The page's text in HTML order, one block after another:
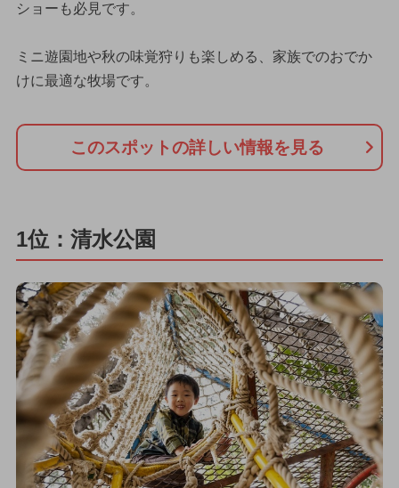
ショーも必見です。
ミニ遊園地や秋の味覚狩りも楽しめる、家族でのおでか
けに最適な牧場です。
このスポットの詳しい情報を見る
1位：清水公園